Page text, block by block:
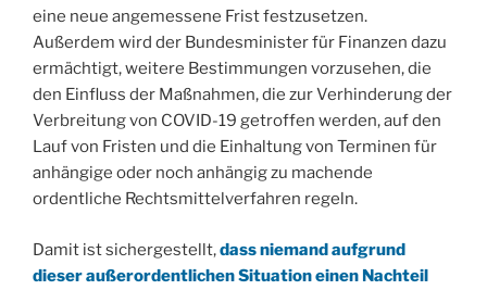
eine neue angemessene Frist festzusetzen.
Außerdem wird der Bundesminister für Finanzen dazu
ermächtigt, weitere Bestimmungen vorzusehen, die
den Einfluss der Maßnahmen, die zur Verhinderung der
Verbreitung von COVID-19 getroffen werden, auf den
Lauf von Fristen und die Einhaltung von Terminen für
anhängige oder noch anhängig zu machende
ordentliche Rechtsmittelverfahren regeln.
Damit ist sichergestellt,dass niemand aufgrund
dieser außerordentlichen Situation einen Nachteil